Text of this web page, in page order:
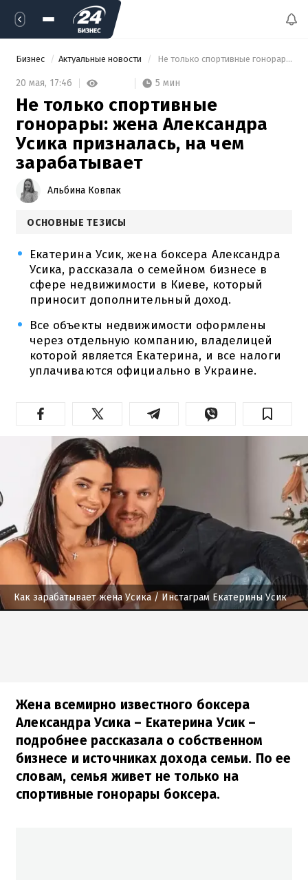
Бизнес Актуальные новости Не только спортивные гонорары: жена Александра Усика призналась, на чем зарабатывает
20 мая, 17:46 5 мин
Не только спортивные
гонорары: жена Александра
Усика призналась, на чем
зарабатывает
Альбина Ковпак
ОСНОВНЫЕ ТЕЗИСЫ
Екатерина Усик, жена боксера Александра
Усика, рассказала о семейном бизнесе в
сфере недвижимости в Киеве, который
приносит дополнительный доход.
Все объекты недвижимости оформлены
через отдельную компанию, владелицей
которой является Екатерина, и все налоги
уплачиваются официально в Украине.
Как зарабатывает жена Усика / Инстаграм Екатерины Усик
Жена всемирно известного боксера
Александра Усика – Екатерина Усик –
подробнее рассказала о собственном
бизнесе и источниках дохода семьи. По ее
словам, семья живет не только на
спортивные гонорары боксера.